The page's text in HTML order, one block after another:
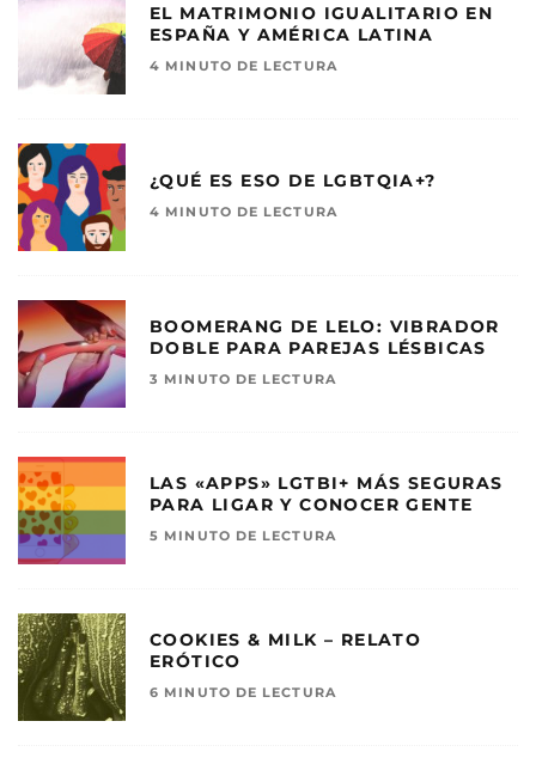
EL MATRIMONIO IGUALITARIO EN
ESPAÑA Y AMÉRICA LATINA
4 MINUTO DE LECTURA
¿QUÉ ES ESO DE LGBTQIA+?
4 MINUTO DE LECTURA
BOOMERANG DE LELO: VIBRADOR
DOBLE PARA PAREJAS LÉSBICAS
3 MINUTO DE LECTURA
LAS «APPS» LGTBI+ MÁS SEGURAS
PARA LIGAR Y CONOCER GENTE
5 MINUTO DE LECTURA
COOKIES & MILK – RELATO
ERÓTICO
6 MINUTO DE LECTURA